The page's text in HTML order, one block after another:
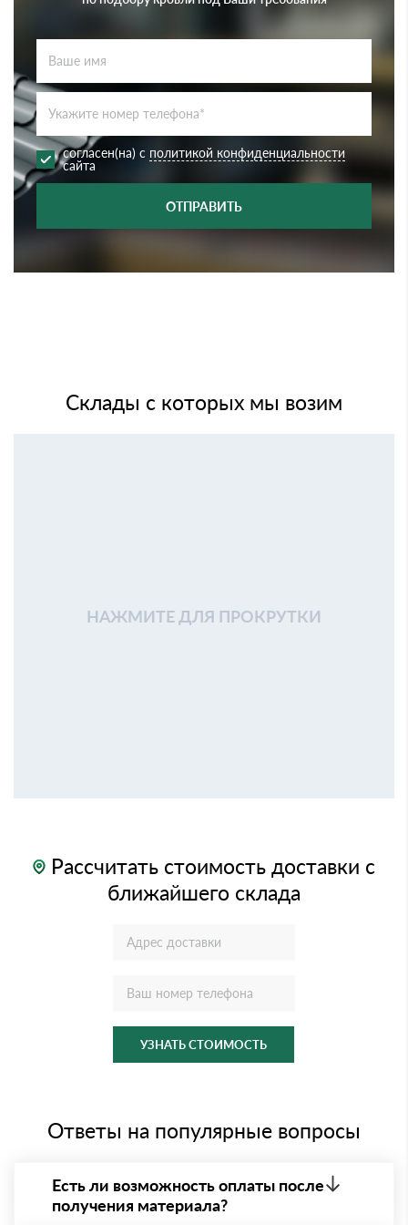
согласен(на) с политикой конфиденциальности
сайта
ОТПРАВИТЬ
Склады с которых мы возим
НАЖМИТЕ ДЛЯ ПРОКРУТКИ
Рассчитать стоимость доставки с
ближайшего склада
УЗНАТЬ СТОИМОСТЬ
Ответы на популярные вопросы
Есть ли возможность оплаты после
получения материала?